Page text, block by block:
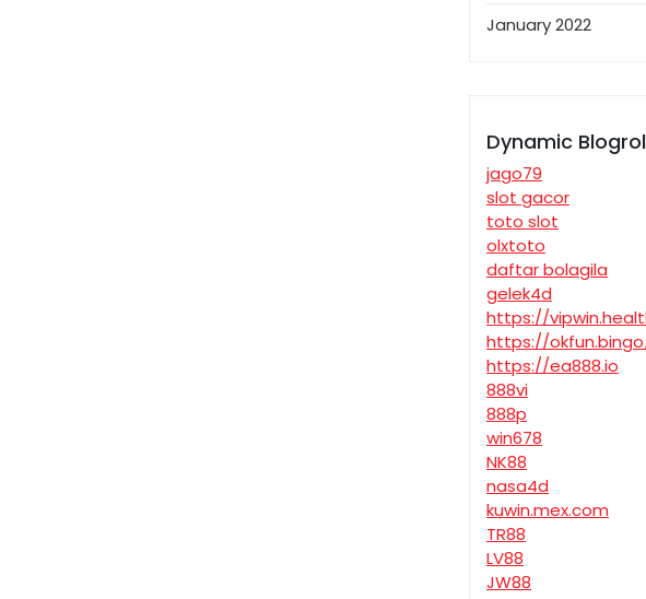
January 2022
Dynamic
jago79
slot gacor
toto slot
olxtoto
daftar bolagila
gelek4d
https://
https://
https://ea888.io
888vi
888p
win678
NK88
nasa4d
kuwin.mex.com
TR88
LV88
JW88